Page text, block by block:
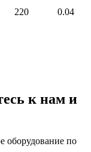
220
0.04
к нам и
оборудование по